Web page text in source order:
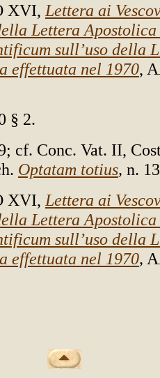
XVI, Lettera ai
Lettera
sull’uso della
effettuata nel 1970,
§ 2.
cf. Conc. Vat. II,
Optatam totius, n.
XVI, Lettera ai
Lettera
sull’uso della
effettuata nel 1970,